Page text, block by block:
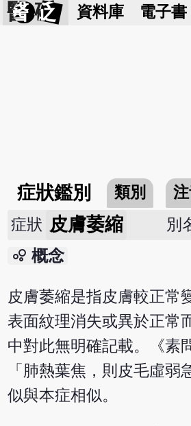
醫 砭 資料庫 電子書
症狀鑑別 類別
症狀 皮膚萎縮 別
bubble_chart 概念
皮膚萎縮是指皮膚較正常
表面紋理消失或異於正常
中對此無明確記載。《素
「肺熱葉焦，則皮毛虛弱
似與本症相似。